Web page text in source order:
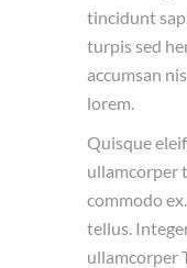
tincidunt
turpis sed
accumsan
lorem.
Quisque
ullamcorper
commodo
tellus.
ullamcorper